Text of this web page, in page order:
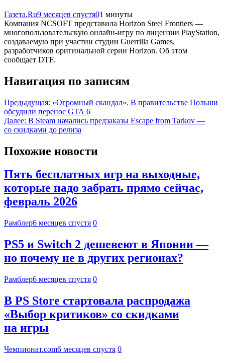
Газета.Ru9 месяцев спустя01 минуты
Компания NCSOFT представила Horizon Steel Frontiers —
многопользовательскую онлайн-игру по лицензии PlayStation,
создаваемую при участии студии Guerrilla Games,
разработчиков оригинальной серии Horizon. Об этом
сообщает DTF.
Навигация по записям
Предыдущая: «Огромный скандал». В правительстве Польши
обсудили перенос GTA 6
Далее: В Steam начались предзаказы Escape from Tarkov —
со скидками до релиза
Похожие новости
Пять бесплатных игр на выходные,
которые надо забрать прямо сейчас,
февраль 2026
Рамблер6 месяцев спустя 0
PS5 и Switch 2 дешевеют в Японии —
но почему не в других регионах?
Рамблер6 месяцев спустя 0
В PS Store стартовала распродажа
«Выбор критиков» со скидками
на игры
Чемпионат.com6 месяцев спустя 0